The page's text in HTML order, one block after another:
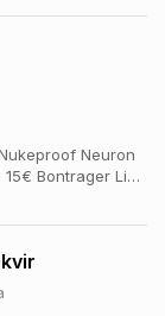
razmerje med
...
Neuron
Bontrager Line